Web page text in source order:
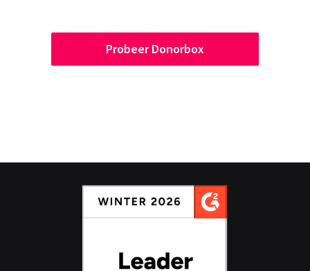
Probeer Donorbox